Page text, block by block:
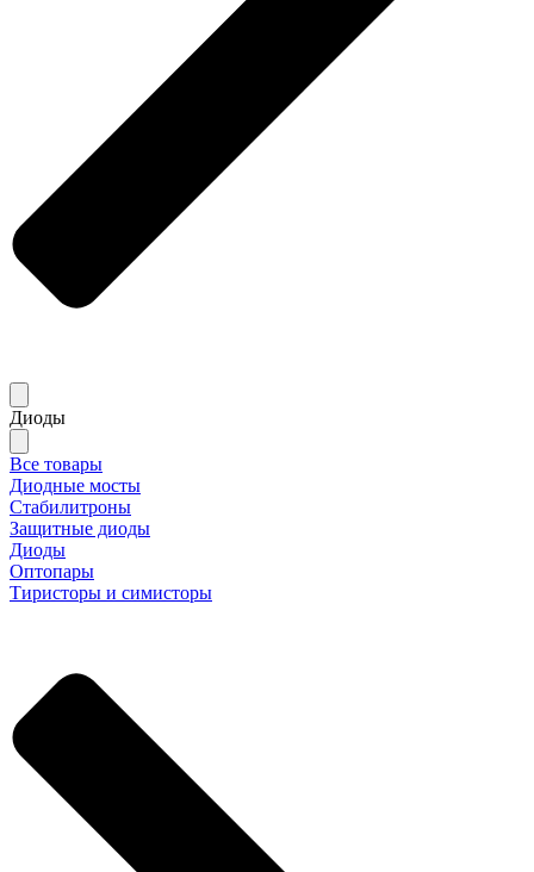
Диоды
Все товары
Диодные мосты
Стабилитроны
Защитные диоды
Диоды
Оптопары
Тиристоры и симисторы